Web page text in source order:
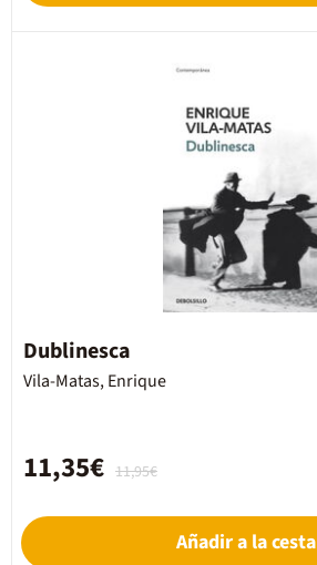
Dublinesca
Vila-Matas, Enrique
11,95€
11,35€
Añadir a la cesta